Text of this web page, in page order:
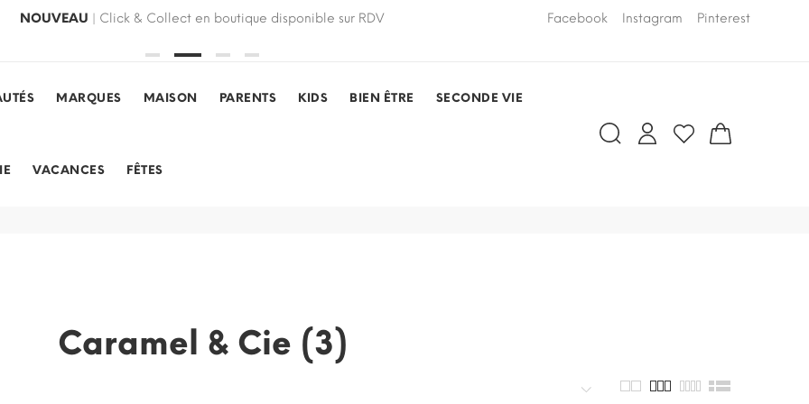
NOUVEAU | Click & Collect en boutique disponible sur RDV LIVRAISON PAR COURSIER OFFERTEdans un
Facebook Instagram Pinterest
MARQUES MAISON PARENTS KIDS BIEN ÊTRE SECONDE VIE
VACANCES FÊTES
Caramel & Cie (3)